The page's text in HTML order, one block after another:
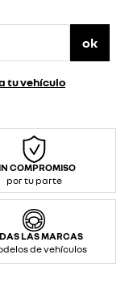
ok
tu vehículo
COMPROMISO
por tu parte
LAS MARCAS
de vehículos